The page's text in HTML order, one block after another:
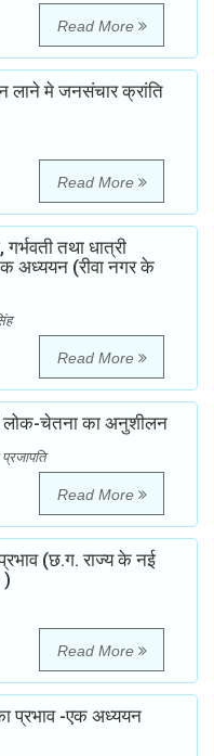
Read More
लाने मे जनसंचार क्रांति
Read More
तथा धात्री
अध्ययन (रीवा नगर के
Read More
लोक-चेतना का अनुशीलन
Read More
(छ.ग. राज्य के नई
)
Read More
प्रभाव -एक अध्ययन